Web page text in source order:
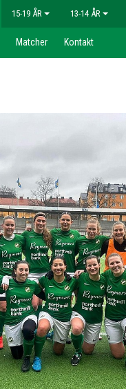
15-19 ÅR 13-14 ÅR
Matcher Kontakt